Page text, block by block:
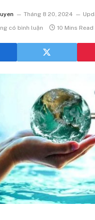
Tháng 8 20, 2024
có bình luận 10 Mins Read